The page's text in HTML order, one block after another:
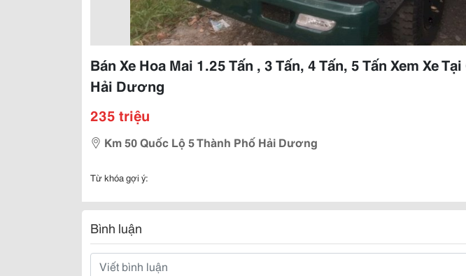
Bán Xe Hoa Mai 1.25 Tấn , 3 Tấn, 4 Tấn, 5 Tấn Xem Xe
Hải Dương
235 triệu
Km 50 Quốc Lộ 5 Thành Phố Hải Dương
Từ khóa gợi ý:
Bình luận